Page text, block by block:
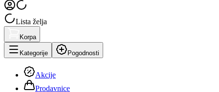
Lista želja
Korpa
Kategorije Pogodnosti
Akcije
Prodavnice